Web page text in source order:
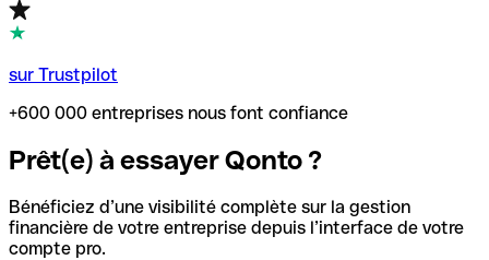
sur Trustpilot
+600 000 entreprises nous font confiance
Prêt(e) à essayer Qonto ?
Bénéficiez d’une visibilité complète sur la gestion
financière de votre entreprise depuis l’interface de votre
compte pro.